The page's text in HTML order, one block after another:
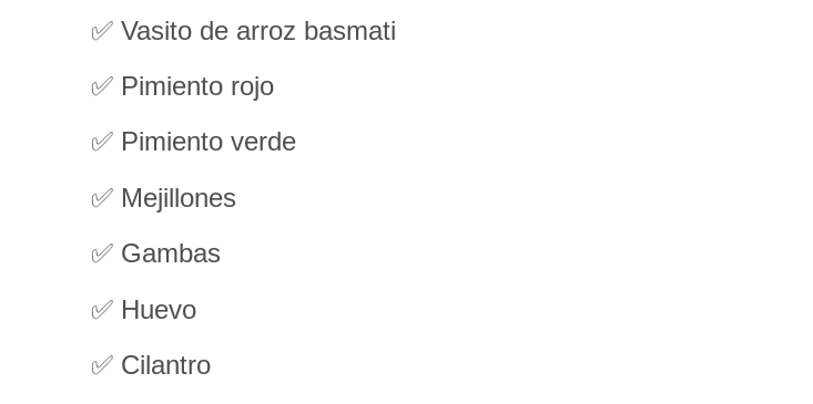
✅ Vasito de arroz basmati
✅ Pimiento rojo
✅ Pimiento verde
✅ Mejillones
✅ Gambas
✅ Huevo
✅ Cilantro